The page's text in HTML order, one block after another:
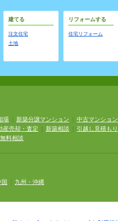
建てる
注文住宅
土地
リフォームする
住宅リフォーム
場 新築分譲マンション 中古マンション
産売却・査定 新築相談 引越し見積もり
料相談
九州・沖縄